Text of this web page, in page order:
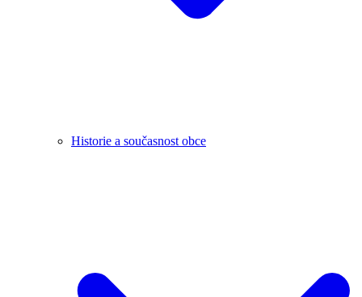
Historie a současnost obce